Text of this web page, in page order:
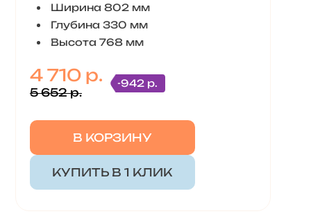
Ширина 802 мм
Глубина 330 мм
Высота 768 мм
4 710 р.
5 652 р.
-942 р.
В КОРЗИНУ
КУПИТЬ В 1 КЛИК